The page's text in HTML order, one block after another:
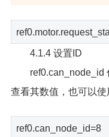
4.1.4 设置ID
ref0.can_node_id
查看其数值，也可以使
ref0.can_node_id=8